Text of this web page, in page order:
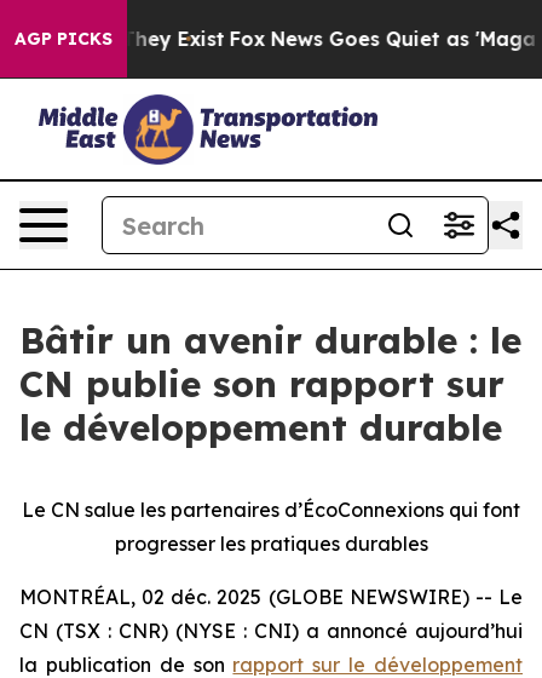
AGP PICKSThey Exist Fox News Goes Quiet as 'Maga
Bâtir un avenir durable : le
CN publie son rapport sur
le développement durable
Le CN salue les partenaires d’ÉcoConnexions qui font
progresser les pratiques durables
MONTRÉAL, 02 déc. 2025 (GLOBE NEWSWIRE) -- Le
CN (TSX : CNR) (NYSE : CNI) a annoncé aujourd’hui
la publication de son rapport sur le développement